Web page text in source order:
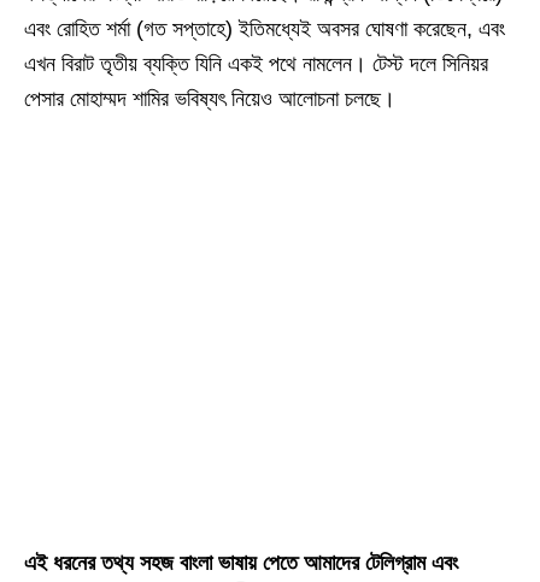
এবং রোহিত শর্মা (গত সপ্তাহে) ইতিমধ্যেই অবসর ঘোষণা করেছেন, এবং
এখন বিরাট তৃতীয় ব্যক্তি যিনি একই পথে নামলেন। টেস্ট দলে সিনিয়র
পেসার মোহাম্মদ শামির ভবিষ্যৎ নিয়েও আলোচনা চলছে।
এই ধরনের তথ্য সহজ বাংলা ভাষায় পেতে আমাদের টেলিগ্রাম এবং